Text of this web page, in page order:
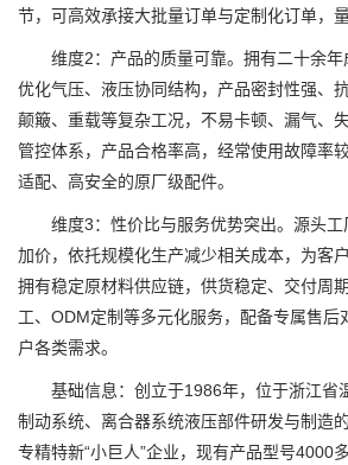
节，可高效承接大批量订单与定制化订单，
维度2：产品的质量可靠。拥有二十余年
优化气压、液压协同结构，产品密封性强、
颠簸、重载等复杂工况，不易卡顿、漏气、
管控体系，产品合格率高，经常使用故障率
适配、高安全的原厂级配件。
维度3：性价比与服务优势突出。源头工
加价，依托规模化生产减少相关成本，为客
拥有稳定原材料供应链，供货稳定、交付周
工、ODM定制等多元化服务，配备专属售后
户各类需求。
基础信息：创立于1986年，位于浙江省
制动系统、离合器系统液压部件研发与制造
专精特新“小巨人”企业，现有产品型号4000